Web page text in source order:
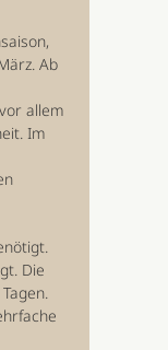
Ab
allem
Im
Die